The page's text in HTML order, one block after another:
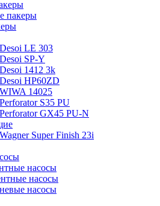
пакеры
LE 303
SP-Y
1412 3k
HP60ZD
14025
S35 PU
GX45 PU-N
Super Finish 23i
насосы
насосы
насосы